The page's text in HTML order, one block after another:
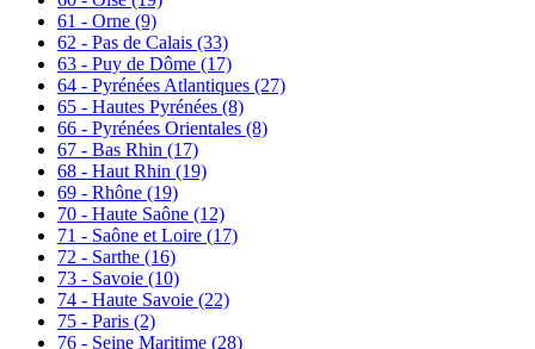
61 - Orne (9)
62 - Pas de Calais (33)
63 - Puy de Dôme (17)
64 - Pyrénées Atlantiques (27)
65 - Hautes Pyrénées (8)
66 - Pyrénées Orientales (8)
67 - Bas Rhin (17)
68 - Haut Rhin (19)
69 - Rhône (19)
70 - Haute Saône (12)
71 - Saône et Loire (17)
72 - Sarthe (16)
73 - Savoie (10)
74 - Haute Savoie (22)
75 - Paris (2)
76 - Seine Maritime (28)